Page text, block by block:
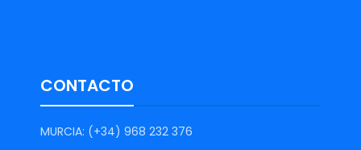
CONTACTO
MURCIA: (+34) 968 232 376